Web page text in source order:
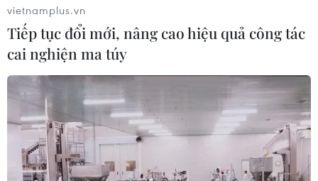
vietnamplus.vn
Tiếp tục đổi mới, nâng cao hiệu quả công tác
cai nghiện ma túy